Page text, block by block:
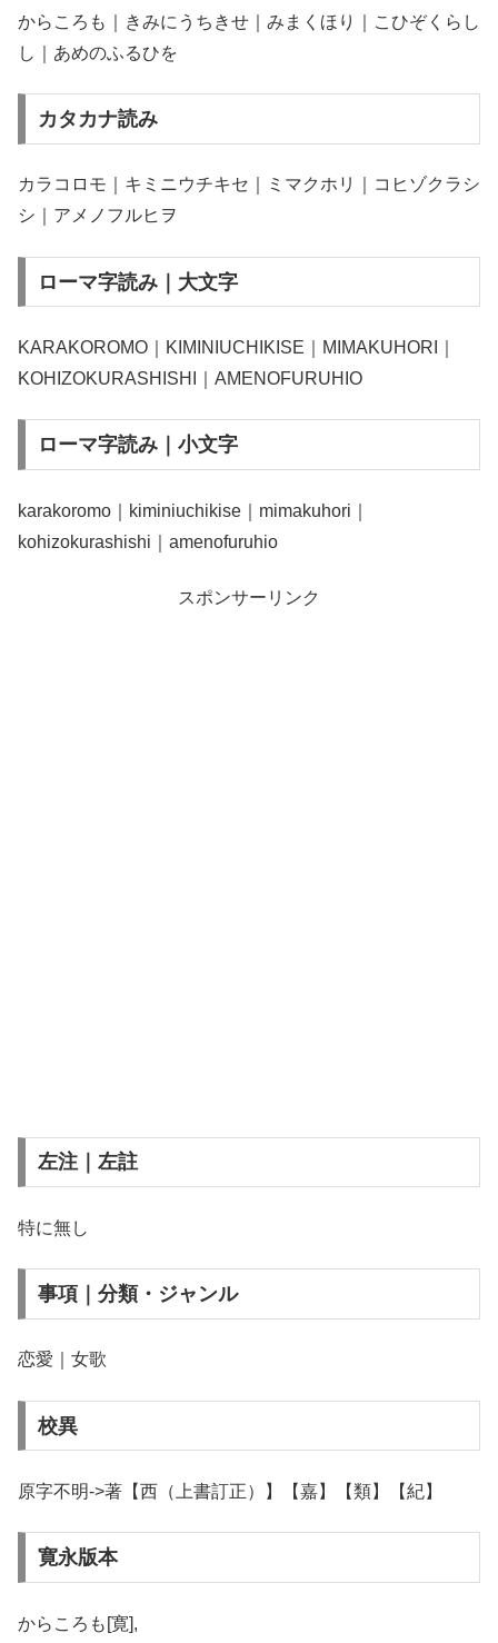
からころも｜きみにうちきせ｜みまくほり｜こひぞくらし
し｜あめのふるひを
カタカナ読み
カラコロモ｜キミニウチキセ｜ミマクホリ｜コヒゾクラシ
シ｜アメノフルヒヲ
ローマ字読み｜大文字
KARAKOROMO｜KIMINIUCHIKISE｜MIMAKUHORI｜
KOHIZOKURASHISHI｜AMENOFURUHIO
ローマ字読み｜小文字
karakoromo｜kiminiuchikise｜mimakuhori｜
kohizokurashishi｜amenofuruhio
スポンサーリンク
左注｜左註
特に無し
事項｜分類・ジャンル
恋愛｜女歌
校異
原字不明->著【西（上書訂正）】【嘉】【類】【紀】
寛永版本
からころも[寛],